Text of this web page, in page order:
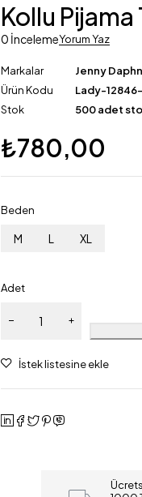
Kollu Pijama
0 İncelemeYorum Yaz
Markalar
Jenny
Ürün Kodu
Lady-
Stok
500 adet
₺780,00
Beden
M L XL
Adet